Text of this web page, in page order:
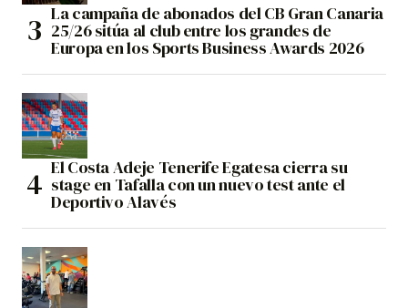
La campaña de abonados del CB Gran Canaria
25/26 sitúa al club entre los grandes de
Europa en los Sports Business Awards 2026
El Costa Adeje Tenerife Egatesa cierra su
stage en Tafalla con un nuevo test ante el
Deportivo Alavés